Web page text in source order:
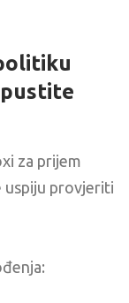
za prijem
uspiju provjeriti